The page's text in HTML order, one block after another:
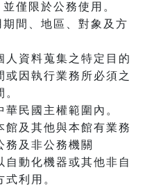
僅限於公務使用。
間、地區、對象及方
人資料蒐集之特定目的
或因執行業務所必須之
華民國主權範圍內。
館及其他與本館有業務
務及非公務機關
自動化機器或其他非自
式利用。